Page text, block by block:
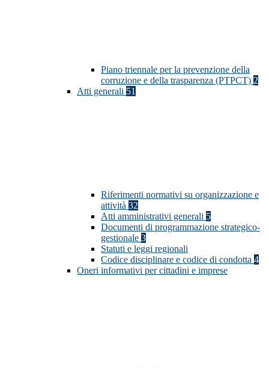
Piano triennale per la prevenzione della
corruzione e della trasparenza (PTPCT) 2
Atti generali 51
Riferimenti normativi su organizzazione e
attività 32
Atti amministrativi generali 5
Documenti di programmazione strategico-
gestionale 3
Statuti e leggi regionali
Codice disciplinare e codice di condotta 4
Oneri informativi per cittadini e imprese